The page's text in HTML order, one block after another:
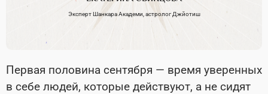
Эксперт Шанкара Академи, астролог Джйотиш
Первая половина сентября — время уверенных
в себе людей, которые действуют, а не сидят